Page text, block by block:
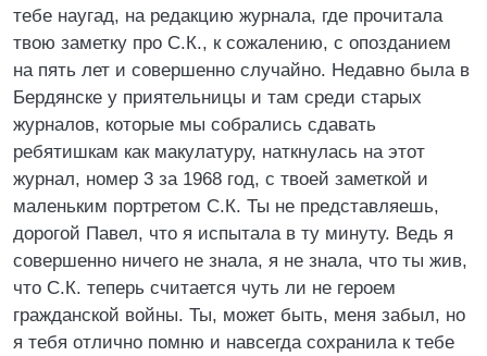
тебе наугад, на редакцию журнала, где прочитала
твою заметку про С.К., к сожалению, с опозданием
на пять лет и совершенно случайно. Недавно была в
Бердянске у приятельницы и там среди старых
журналов, которые мы собрались сдавать
ребятишкам как макулатуру, наткнулась на этот
журнал, номер 3 за 1968 год, с твоей заметкой и
маленьким портретом С.К. Ты не представляешь,
дорогой Павел, что я испытала в ту минуту. Ведь я
совершенно ничего не знала, я не знала, что ты жив,
что С.К. теперь считается чуть ли не героем
гражданской войны. Ты, может быть, меня забыл, но
я тебя отлично помню и навсегда сохранила к тебе